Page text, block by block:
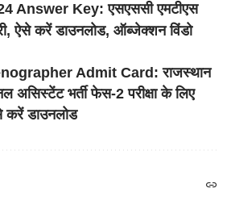
Answer Key: एसएससी एमटीएस
ऐसे करें डाउनलोड, ऑब्जेक्शन विंडो
Admit Card: राजस्थान
असिस्टेंट भर्ती फेस-2 परीक्षा के लिए
करें डाउनलोड